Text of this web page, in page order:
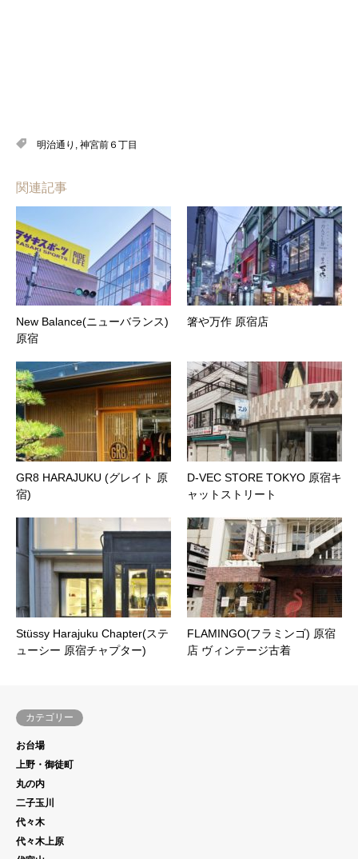
明治通り 神宮前６丁目
関連記事
New Balance(ニューバランス)
原宿
箸や万作 原宿店
GR8 HARAJUKU (グレイト 原
宿)
D-VEC STORE TOKYO 原宿キ
ャットストリート
Stüssy Harajuku Chapter(ステ
ューシー 原宿チャプター)
FLAMINGO(フラミンゴ) 原宿
店 ヴィンテージ古着
カテゴリー
お台場
上野・御徒町
丸の内
二子玉川
代々木
代々木上原